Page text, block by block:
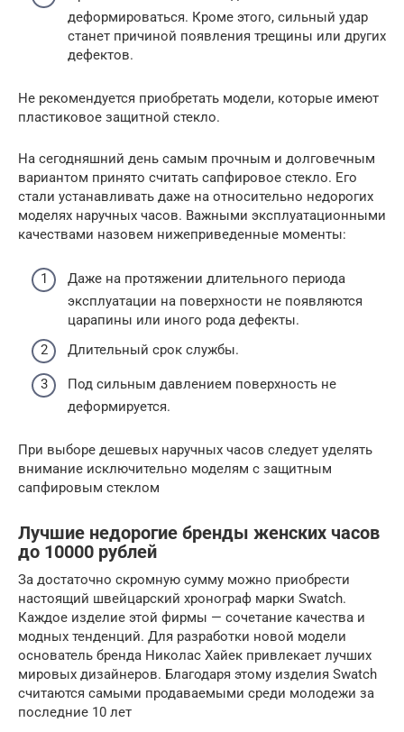
деформироваться. Кроме этого, сильный удар
станет причиной появления трещины или других
дефектов.
Не рекомендуется приобретать модели, которые имеют
пластиковое защитной стекло.
На сегодняшний день самым прочным и долговечным
вариантом принято считать сапфировое стекло. Его
стали устанавливать даже на относительно недорогих
моделях наручных часов. Важными эксплуатационными
качествами назовем нижеприведенные моменты:
Даже на протяжении длительного периода
эксплуатации на поверхности не появляются
царапины или иного рода дефекты.
Длительный срок службы.
Под сильным давлением поверхность не
деформируется.
При выборе дешевых наручных часов следует уделять
внимание исключительно моделям с защитным
сапфировым стеклом
Лучшие недорогие бренды женских часов
до 10000 рублей
За достаточно скромную сумму можно приобрести
настоящий швейцарский хронограф марки Swatch.
Каждое изделие этой фирмы — сочетание качества и
модных тенденций. Для разработки новой модели
основатель бренда Николас Хайек привлекает лучших
мировых дизайнеров. Благодаря этому изделия Swatch
считаются самыми продаваемыми среди молодежи за
последние 10 лет